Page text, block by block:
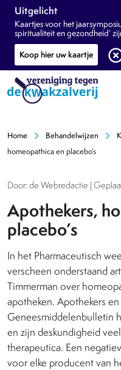
Uitgelicht
Kaartjes voor het
spiritualiteit en gezondheid’
Koop hier uw kaartje
Home chevron_right Behandelwijzen chevron_right
homeopathica en placebo’s
Door: de Webredactie |
Apothekers,
placebo’s
In het Pharmaceutisch
verscheen onderstaand
Timmerman over
apotheken. Apothekers en
Geneesmiddelenbulletin
en zijn deskundigheid
therapeutica. Een
voor elke producent van